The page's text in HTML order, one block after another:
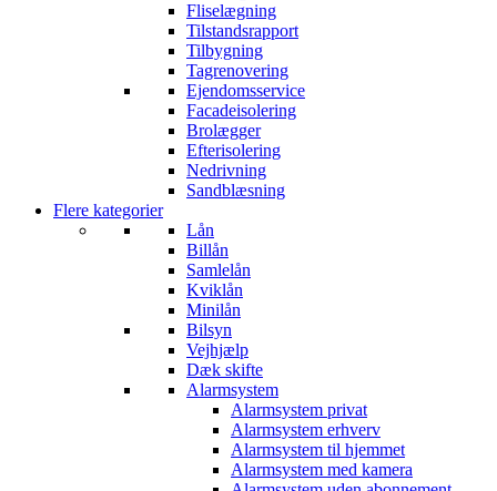
Fliselægning
Tilstandsrapport
Tilbygning
Tagrenovering
Ejendomsservice
Facadeisolering
Brolægger
Efterisolering
Nedrivning
Sandblæsning
Flere kategorier
Lån
Billån
Samlelån
Kviklån
Minilån
Bilsyn
Vejhjælp
Dæk skifte
Alarmsystem
Alarmsystem privat
Alarmsystem erhverv
Alarmsystem til hjemmet
Alarmsystem med kamera